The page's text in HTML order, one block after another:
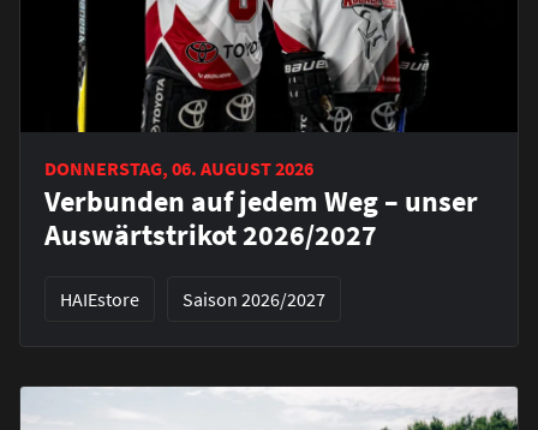
DONNERSTAG, 06. AUGUST 2026
Verbunden auf jedem Weg – unser
Auswärtstrikot 2026/2027
HAIEstore Saison 2026/2027